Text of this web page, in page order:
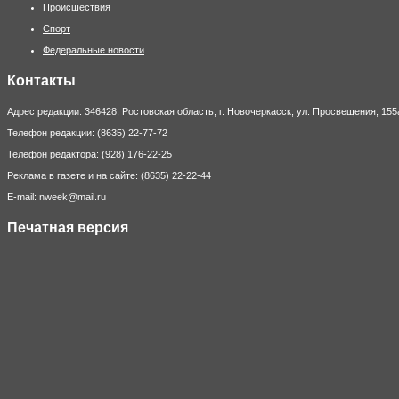
Происшествия
Спорт
Федеральные новости
Контакты
Адрес редакции: 346428, Ростовская область, г. Новочеркасск, ул. Просвещения,
Телефон редакции: (8635) 22-77-72
Телефон редактора: (928) 176-22-25
Реклама в газете и на сайте: (8635) 22-22-44
E-mail: nweek@mail.ru
Печатная версия